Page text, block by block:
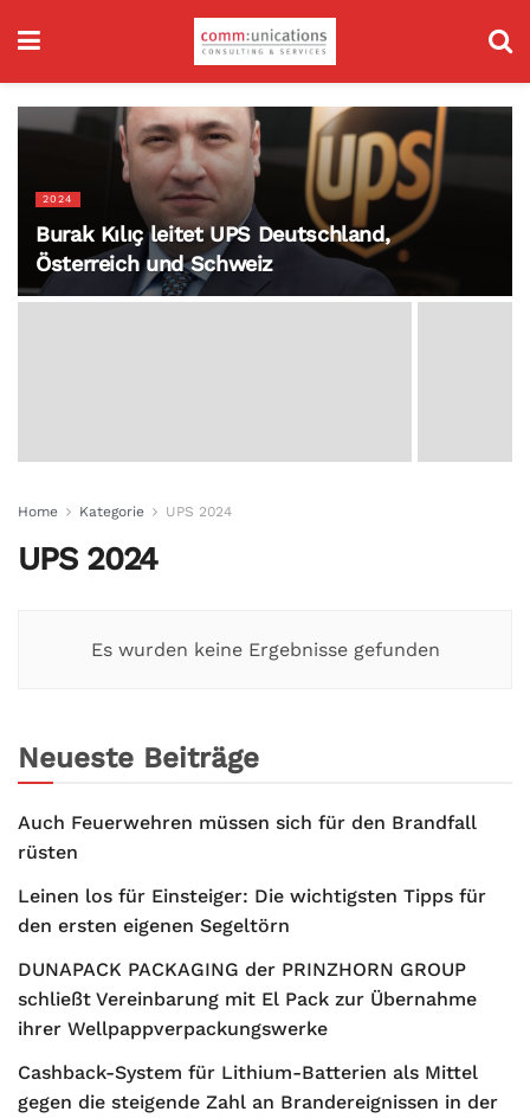
2024
Burak Kılıç leitet UPS Deutschland,
Österreich und Schweiz
Home Kategorie UPS 2024
UPS 2024
Es wurden keine Ergebnisse gefunden
Neueste Beiträge
Auch Feuerwehren müssen sich für den Brandfall
rüsten
Leinen los für Einsteiger: Die wichtigsten Tipps für
den ersten eigenen Segeltörn
DUNAPACK PACKAGING der PRINZHORN GROUP
schließt Vereinbarung mit El Pack zur Übernahme
ihrer Wellpappverpackungswerke
Cashback-System für Lithium-Batterien als Mittel
gegen die steigende Zahl an Brandereignissen in der